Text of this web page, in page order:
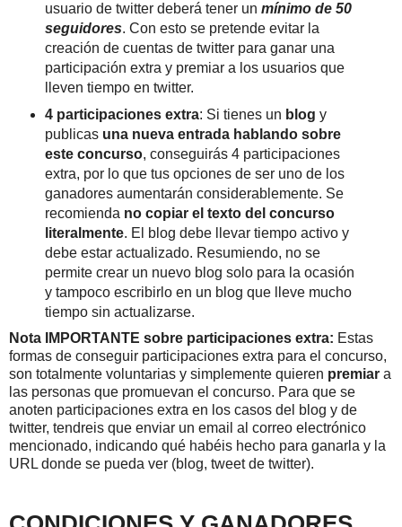
usuario de twitter deberá tener un mínimo de 50
seguidores. Con esto se pretende evitar la
creación de cuentas de twitter para ganar una
participación extra y premiar a los usuarios que
lleven tiempo en twitter.
4 participaciones extra: Si tienes un blog y
publicas una nueva entrada hablando sobre
este concurso, conseguirás 4 participaciones
extra, por lo que tus opciones de ser uno de los
ganadores aumentarán considerablemente. Se
recomienda no copiar el texto del concurso
literalmente. El blog debe llevar tiempo activo y
debe estar actualizado. Resumiendo, no se
permite crear un nuevo blog solo para la ocasión
y tampoco escribirlo en un blog que lleve mucho
tiempo sin actualizarse.
Nota IMPORTANTE sobre participaciones extra: Estas
formas de conseguir participaciones extra para el concurso,
son totalmente voluntarias y simplemente quieren premiar a
las personas que promuevan el concurso. Para que se
anoten participaciones extra en los casos del blog y de
twitter, tendreis que enviar un email al correo electrónico
mencionado, indicando qué habéis hecho para ganarla y la
URL donde se pueda ver (blog, tweet de twitter).